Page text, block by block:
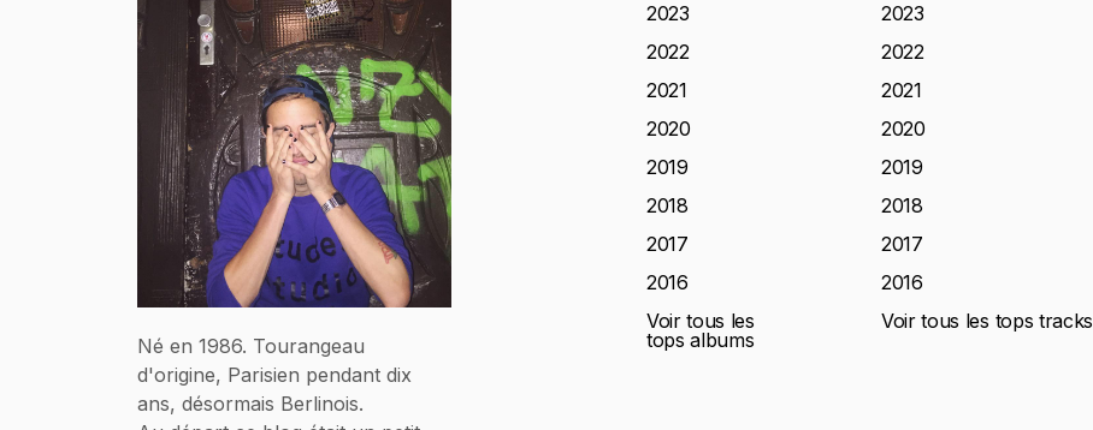
Né en 1986. Tourangeau
d'origine, Parisien pendant dix
ans, désormais Berlinois.
2023
2022
2021
2020
2019
2018
2017
2016
Voir tous les
tops albums
2023
2022
2021
2020
2019
2018
2017
2016
Voir tous les tops tracks